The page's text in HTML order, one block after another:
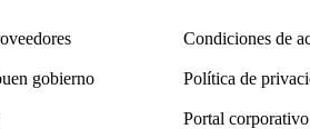
gobierno
Condiciones de
Política de
Portal corporativo